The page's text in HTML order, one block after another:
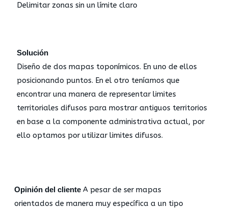
Delimitar zonas sin un límite claro
Solución
Diseño de dos mapas toponímicos. En uno de ellos
posicionando puntos. En el otro teníamos que
encontrar una manera de representar limites
territoriales difusos para mostrar antiguos territorios
en base a la componente administrativa actual, por
ello optamos por utilizar limites difusos.
Opinión del clienteA pesar de ser mapas
orientados de manera muy específica a un tipo